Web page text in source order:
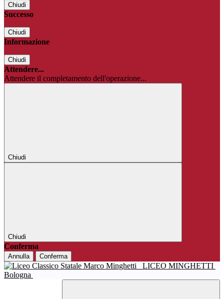
Chiudi
Successo
Chiudi
Informazione
Chiudi
Attendere...
Attendere il completamento dell'operazione...
Chiudi
Chiudi
Conferma
Annulla Conferma
LICEO MINGHETTI
Bologna